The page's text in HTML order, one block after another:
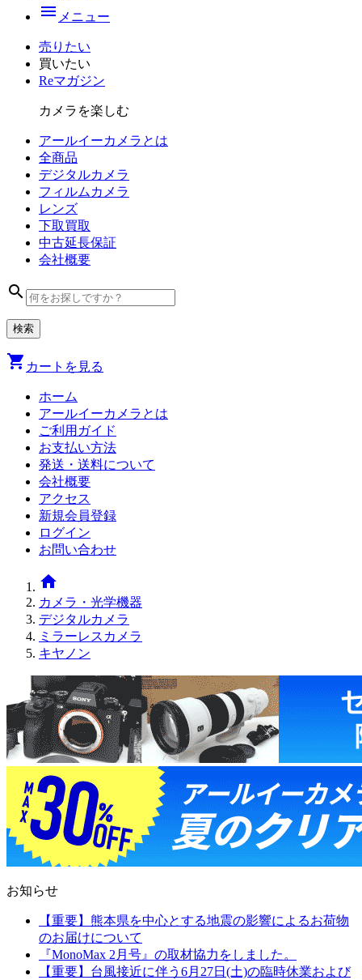
menu メニュー
売りたい
買いたい
Reマガジン
カメラを楽しむ
アールイーカメラとは
全商品
デジタルカメラ
フィルム カメラ
レンズ
下取買取
中古延長保証
会社概要
search
shopping_cart カートを見る
ホーム
アールイーカメラとは
ご利用ガイド
お支払い方法
発送・送料について
会社概要
アクセス
新規会員登録
ログイン
お問い合わせ
home
カメラ・光学機器
デジタルカメラ
ミラーレスカメラ
キヤノン
お知らせ
【重要】熊本県を中心とする地震の影響によるお荷物
のお届けについて
『MonoMax 2月号』の取材協力をしました。
【重要】台風接近に伴う6月27日(土)の臨時休業および